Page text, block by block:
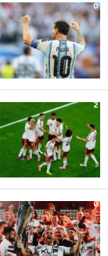
0
2
0